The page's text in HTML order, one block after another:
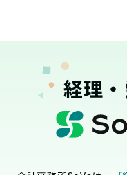
経理